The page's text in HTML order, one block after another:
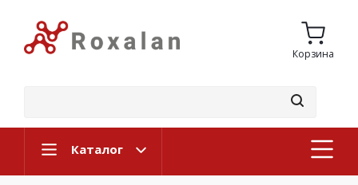
Корзина
Каталог